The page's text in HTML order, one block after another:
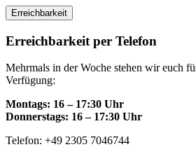
Skip
to
content
Erreichbarkeit
Erreichbarkeit per Telefon
Mehrmals in der Woche stehen wir euch
Verfügung:
Montags: 16 – 17:30 Uhr
Donnerstags: 16 – 17:30 Uhr
Telefon: +49 2305 7046744